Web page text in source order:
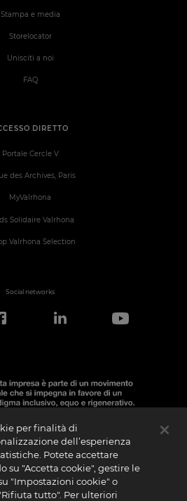
DIRETTO
Portale Cercle V
des Archives, Paris
MyValrhona
Solidaire Valrhona
Valrhona Selection
Stampa e media
Storelocator
Unisciti a noi
FAQ
Social networks
sulla Certificazione
è un logo che viene concesso in licenza da B Lab,
che, come la nostra, hanno superato con
(“BIA”) e soddisfano quindi i requisiti richiesti da B
per finalità di
dell’esperienza
Potete accettare
su "Accetta cookie", gestire le
"Impostazioni cookie" o
tutto". Per ulteriori